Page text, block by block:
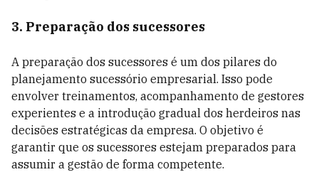
3. Preparação dos sucessores
A preparação dos sucessores é um dos pilares do
planejamento sucessório empresarial. Isso pode
envolver treinamentos, acompanhamento de gestores
experientes e a introdução gradual dos herdeiros nas
decisões estratégicas da empresa. O objetivo é
garantir que os sucessores estejam preparados para
assumir a gestão de forma competente.